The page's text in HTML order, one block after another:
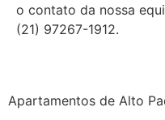
o contato da nossa
(21) 97267-1912.
Apartamentos de Alto